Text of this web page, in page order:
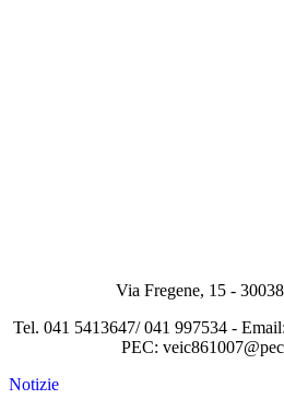
Via Fregene, 15 -
Tel. 041 5413647/ 041 997534 -
PEC:
Notizie